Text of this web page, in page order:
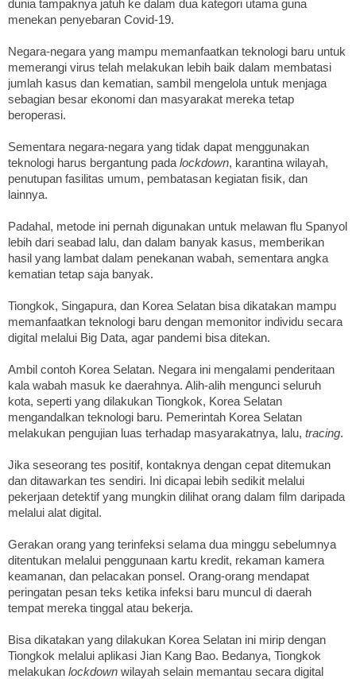
dunia tampaknya jatuh ke dalam dua kategori utama guna
menekan penyebaran Covid-19.
Negara-negara yang mampu memanfaatkan teknologi baru untuk
memerangi virus telah melakukan lebih baik dalam membatasi
jumlah kasus dan kematian, sambil mengelola untuk menjaga
sebagian besar ekonomi dan masyarakat mereka tetap
beroperasi.
Sementara negara-negara yang tidak dapat menggunakan
teknologi harus bergantung pada lockdown, karantina wilayah,
penutupan fasilitas umum, pembatasan kegiatan fisik, dan
lainnya.
Padahal, metode ini pernah digunakan untuk melawan flu Spanyol
lebih dari seabad lalu, dan dalam banyak kasus, memberikan
hasil yang lambat dalam penekanan wabah, sementara angka
kematian tetap saja banyak.
Tiongkok, Singapura, dan Korea Selatan bisa dikatakan mampu
memanfaatkan teknologi baru dengan memonitor individu secara
digital melalui Big Data, agar pandemi bisa ditekan.
Ambil contoh Korea Selatan. Negara ini mengalami penderitaan
kala wabah masuk ke daerahnya. Alih-alih mengunci seluruh
kota, seperti yang dilakukan Tiongkok, Korea Selatan
mengandalkan teknologi baru. Pemerintah Korea Selatan
melakukan pengujian luas terhadap masyarakatnya, lalu, tracing.
Jika seseorang tes positif, kontaknya dengan cepat ditemukan
dan ditawarkan tes sendiri. Ini dicapai lebih sedikit melalui
pekerjaan detektif yang mungkin dilihat orang dalam film daripada
melalui alat digital.
Gerakan orang yang terinfeksi selama dua minggu sebelumnya
ditentukan melalui penggunaan kartu kredit, rekaman kamera
keamanan, dan pelacakan ponsel. Orang-orang mendapat
peringatan pesan teks ketika infeksi baru muncul di daerah
tempat mereka tinggal atau bekerja.
Bisa dikatakan yang dilakukan Korea Selatan ini mirip dengan
Tiongkok melalui aplikasi Jian Kang Bao. Bedanya, Tiongkok
melakukan lockdown wilayah selain memantau secara digital